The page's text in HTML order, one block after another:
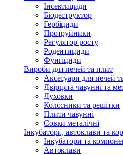
Інсектициди
Біодеструктор
Гербіциди
Протруйники
Регулятор росту
Родентициди
Фунгіциди
Вироби для печей та плит
Аксесуари для печей
Двірцята чавунні та
Духовки
Колосники та решітки
Плити чавунні
Совки металічні
Інкубатори, автоклави та
Інкубатори та
Автоклави